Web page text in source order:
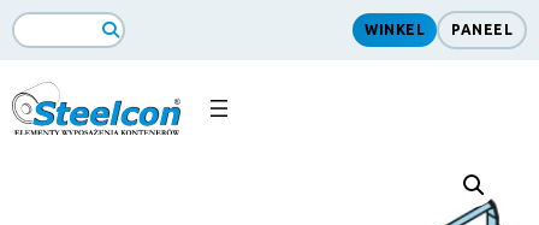
ZoekopdrachtSearch
WINKEL PANEEL